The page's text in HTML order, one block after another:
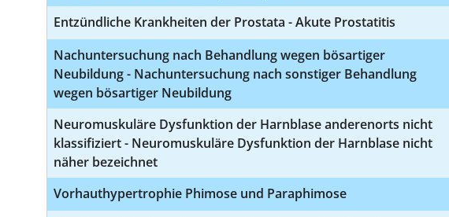
Entzündliche Krankheiten der Prostata - Akute Prostatitis
Nachuntersuchung nach Behandlung wegen bösartiger
Neubildung - Nachuntersuchung nach sonstiger Behandlung
wegen bösartiger Neubildung
Neuromuskuläre Dysfunktion der Harnblase anderenorts nicht
klassifiziert - Neuromuskuläre Dysfunktion der Harnblase nicht
näher bezeichnet
Vorhauthypertrophie Phimose und Paraphimose